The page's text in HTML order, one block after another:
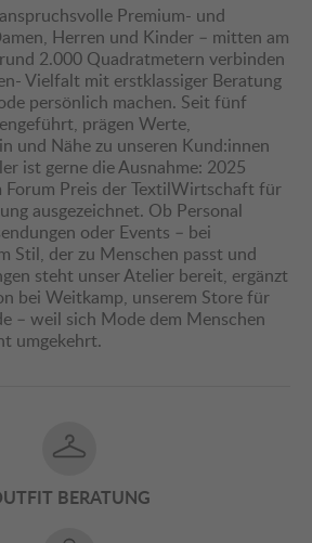
Premium- und
Herren und Kinder – mitten am
2.000 Quadratmetern verbinden
Vielfalt mit erstklassiger Beratung
persönlich machen. Seit fünf
prägen Werte,
und Nähe zu unseren Kund:innen
ist gerne die Ausnahme: 2025
Preis der TextilWirtschaft für
ausgezeichnet. Ob Personal
oder Events – bei
Stil, der zu Menschen passt und
steht unser Atelier bereit, ergänzt
bei Weitkamp, unserem Store für
– weil sich Mode dem Menschen
umgekehrt.
BERATUNG